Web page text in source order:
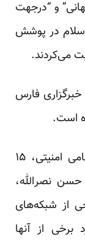
و “درجهت
در پوشش
می‌کردند.
فارس
است.
خبرگزاری فارس، نزدیک به نیروهای نظامی امنیتی، ۱۵
نصرالله،
از شبکه‌های
از آنها